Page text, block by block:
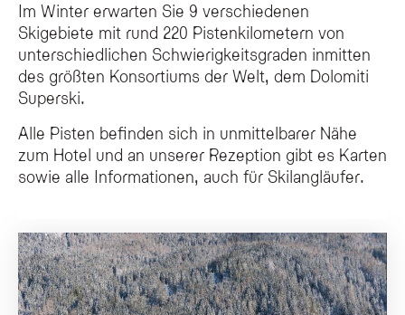
Im Winter erwarten Sie 9 verschiedenen
Skigebiete mit rund 220 Pistenkilometern von
unterschiedlichen Schwierigkeitsgraden inmitten
des größten Konsortiums der Welt, dem Dolomiti
Superski.
Alle Pisten befinden sich in unmittelbarer Nähe
zum Hotel und an unserer Rezeption gibt es Karten
sowie alle Informationen, auch für Skilangläufer.